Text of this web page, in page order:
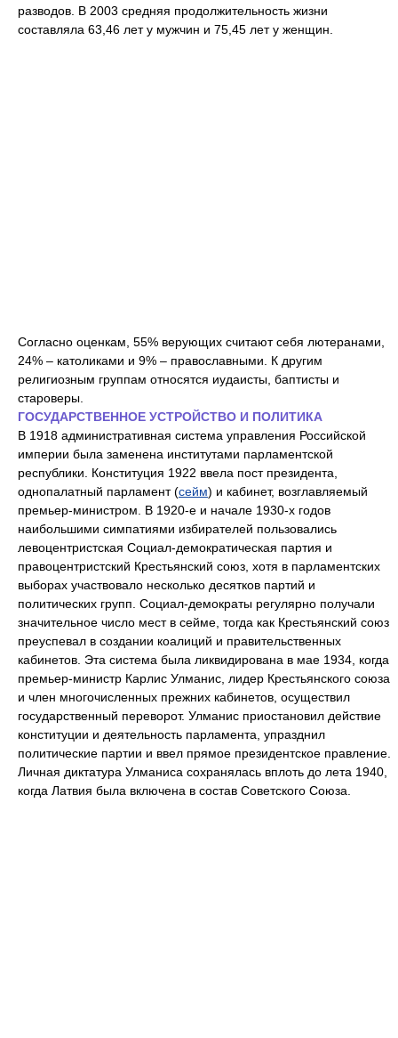
разводов. В 2003 средняя продолжительность жизни
составляла 63,46 лет у мужчин и 75,45 лет у женщин.
Согласно оценкам, 55% верующих считают себя лютеранами,
24% – католиками и 9% – православными. К другим
религиозным группам относятся иудаисты, баптисты и
староверы.
ГОСУДАРСТВЕННОЕ УСТРОЙСТВО И ПОЛИТИКА
В 1918 административная система управления Российской
империи была заменена институтами парламентской
республики. Конституция 1922 ввела пост президента,
однопалатный парламент (сейм) и кабинет, возглавляемый
премьер-министром. В 1920-е и начале 1930-х годов
наибольшими симпатиями избирателей пользовались
левоцентристская Социал-демократическая партия и
правоцентристский Крестьянский союз, хотя в парламентских
выборах участвовало несколько десятков партий и
политических групп. Социал-демократы регулярно получали
значительное число мест в сейме, тогда как Крестьянский союз
преуспевал в создании коалиций и правительственных
кабинетов. Эта система была ликвидирована в мае 1934, когда
премьер-министр Карлис Улманис, лидер Крестьянского союза
и член многочисленных прежних кабинетов, осуществил
государственный переворот. Улманис приостановил действие
конституции и деятельность парламента, упразднил
политические партии и ввел прямое президентское правление.
Личная диктатура Улманиса сохранялась вплоть до лета 1940,
когда Латвия была включена в состав Советского Союза.